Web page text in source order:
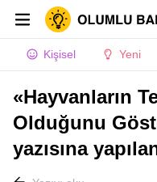
Kişisel Yeni
«Hayvanların
Olduğunu
yazısına